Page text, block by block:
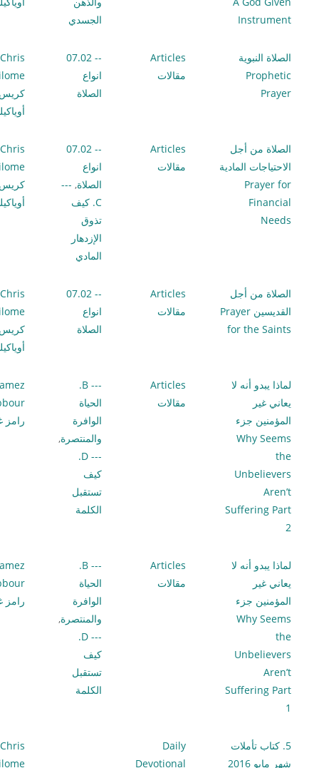
Instrument
الجسدي
الصلاة النبوية
Prophetic
Prayer
Articles
مقالات
-- 07.02
انواع
الصلاة
Chris
الصلاة من أجل
الاحتياجات المادية
Prayer for
Financial
Needs
Articles
مقالات
-- 07.02
انواع
الصلاة,
---
C. كيف
تذوق
الإزدهار
المادي
Chris
الصلاة من أجل
القديسين Prayer
for the Saints
Articles
مقالات
-- 07.02
انواع
الصلاة
Chris
لماذا يبدو أنه لا
يعاني غير
المؤمنين جزء
Why Seems
the
Unbelievers
Aren’t
Suffering Part
2
Articles
مقالات
--- B.
الحياة
الوافرة
والمنتصرة,
--- D.
كيف
تستقبل
الكلمة
رامز
لماذا يبدو أنه لا
يعاني غير
المؤمنين جزء
Why Seems
the
Unbelievers
Aren’t
Suffering Part
1
Articles
مقالات
--- B.
الحياة
الوافرة
والمنتصرة,
--- D.
كيف
تستقبل
الكلمة
رامز
5. كتاب تأملات
شهر مايو 2016
Daily
Devotional
Chris